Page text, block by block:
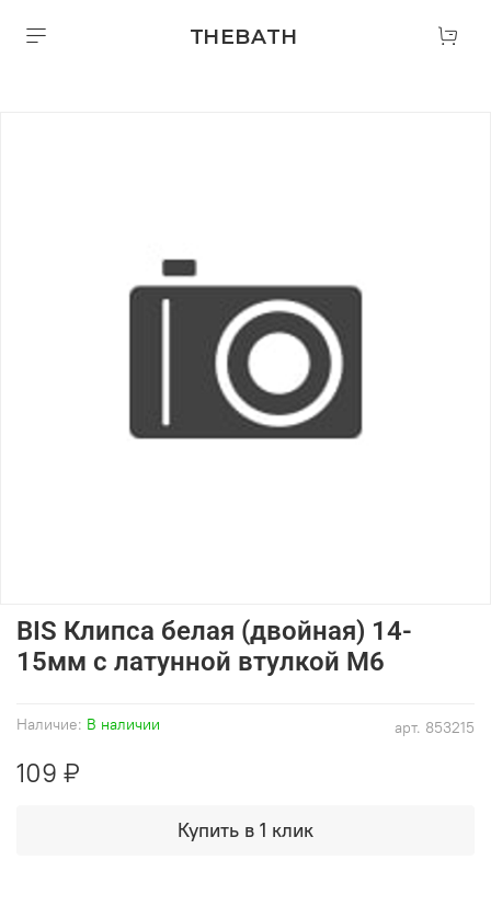
THEBATH
арт. 853215
Наличие: В наличии
BIS Клипса белая (двойная) 14-
15мм с латунной втулкой М6
109 ₽
Купить в 1 клик